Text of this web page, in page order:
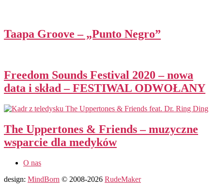
Taapa Groove – „Punto Negro”
Freedom Sounds Festival 2020 – nowa
data i skład – FESTIWAL ODWOŁANY
The Uppertones & Friends – muzyczne
wsparcie dla medyków
O nas
design: MindBorn © 2008-2026 RudeMaker